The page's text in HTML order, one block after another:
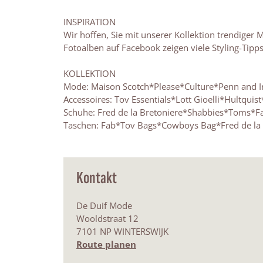
INSPIRATION
Wir hoffen, Sie mit unserer Kollektion trendiger
Fotoalben auf Facebook zeigen viele Styling-
KOLLEKTION
Mode: Maison Scotch*Please*Culture*Penn
Accessoires: Tov Essentials*Lott
Schuhe: Fred de la
Taschen: Fab*Tov Bags*Cowboys Bag*Fred de
Kontakt
De Duif Mode
Wooldstraat 12
7101 NP WINTERSWIJK
Route planen